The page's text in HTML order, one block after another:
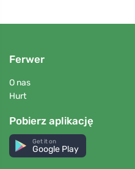
Ferwer
O nas
Hurt
Pobierz aplikację
Get it on
Google Play